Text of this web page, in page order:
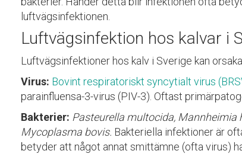
luftvägsinfektionen.
Luftvägsinfektion hos kalvar i
Luftvägsinfektioner hos kalv i Sverige kan
Virus: Bovint respiratoriskt syncytialt virus
parainfluensa-3-virus (PIV-3). Oftast
Bakterier: Pasteurella multocida, Mannheimia
Mycoplasma bovis. Bakteriella infektioner är
betyder att något annat smittämne (ofta virus)